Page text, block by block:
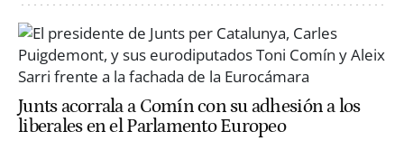
Junts acorrala a Comín con su adhesión a los
liberales en el Parlamento Europeo